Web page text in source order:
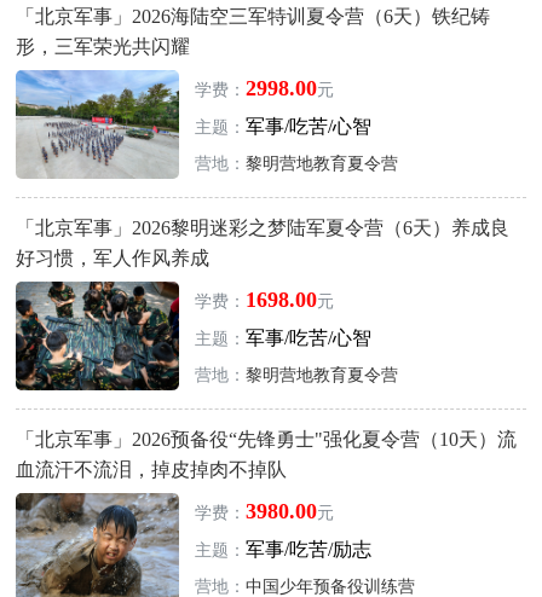
「北京军事」2026海陆空三军特训夏令营（6天）铁纪铸
形，三军荣光共闪耀
学费： 2998.00元
主题： 军事/吃苦/心智
营地： 黎明营地教育夏令营
「北京军事」2026黎明迷彩之梦陆军夏令营（6天）养成良
好习惯，军人作风养成
学费： 1698.00元
主题： 军事/吃苦/心智
营地： 黎明营地教育夏令营
「北京军事」2026预备役“先锋勇士"强化夏令营（10天）流
血流汗不流泪，掉皮掉肉不掉队
学费： 3980.00元
主题： 军事/吃苦/励志
营地： 中国少年预备役训练营